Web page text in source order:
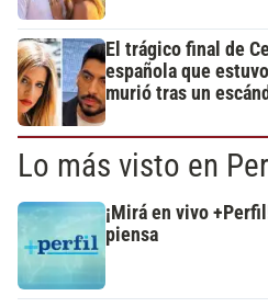
El trágico final de
española que
murió tras un
Lo más visto en
¡Mirá en vivo
piensa